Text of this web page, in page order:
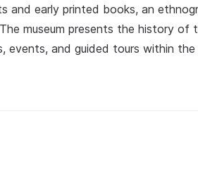
and early printed books, an
museum presents the history of
and guided tours within the